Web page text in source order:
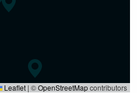
Leaflet | ©OpenStreetMapcontributors